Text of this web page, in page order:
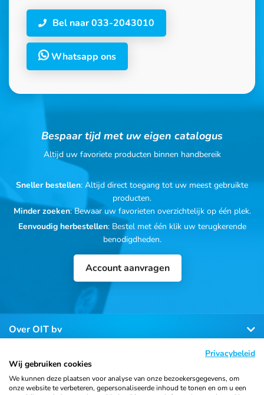
Bel naar 033-2043010
Whatsapp ons
Bespaar tijd met uw eigen catalogus
Altijd uw favoriete producten binnen handbereik
Sneller bestellen: Altijd direct toegang tot uw meest gebruikte
producten.
Minder zoeken: Bewaar uw favorieten overzichtelijk op één plek.
Eenvoudig herbestellen: Bestel met één klik uw terugkerende
benodigdheden.
Account aanvragen
Over OIT bv
Klantenservice
Privacybeleid
Wij gebruiken cookies
We kunnen deze plaatsen voor analyse van onze bezoekersgegevens, om
onze website te verbeteren, gepersonaliseerde inhoud te tonen en om u een